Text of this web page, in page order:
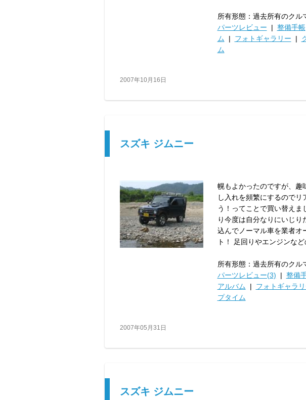
所有形態：過去所有のクル
パーツレビュー | 整備手帳
ム | フォトギャラリー |
ム
2007年10月16日
スズキ ジムニー
幌もよかったのですが、趣
し入れを頻繁にするので
う！ってことで買い替えま
り今度は自分なりにいじ
込んでノーマル車を業者オ
ト！ 足回りやエンジンな
所有形態：過去所有のクル
パーツレビュー(3) | 整備
アルバム | フォトギャラ
プタイム
2007年05月31日
スズキ ジムニー